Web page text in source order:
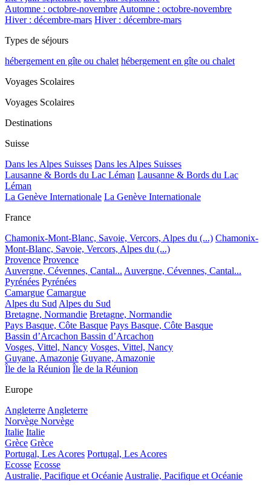
Automne : octobre-novembreAutomne : octobre-novembre
Hiver : décembre-mars Hiver : décembre-mars
Types de séjours
hébergement en gîte ou chalet hébergement en gîte ou chalet
Voyages Scolaires
Voyages Scolaires
Destinations
Suisse
Dans les Alpes Suisses Dans les Alpes Suisses
Lausanne & Bords du Lac Léman Lausanne & Bords du Lac
Léman
La Genève Internationale La Genève Internationale
France
Chamonix-Mont-Blanc, Savoie, Vercors, Alpes du (...) Chamonix-
Mont-Blanc, Savoie, Vercors, Alpes du (...)
Provence Provence
Auvergne, Cévennes, Cantal... Auvergne, Cévennes, Cantal...
Pyrénées Pyrénées
Camargue Camargue
Alpes du SudAlpes du Sud
Bretagne, Normandie Bretagne, Normandie
Pays Basque, Côte Basque Pays Basque, Côte Basque
Bassin d’Arcachon Bassin d’Arcachon
Vosges, Vittel, Nancy Vosges, Vittel, Nancy
Guyane, Amazonie Guyane, Amazonie
Île de la Réunion Île de la Réunion
Europe
AngleterreAngleterre
Norvège Norvège
Italie Italie
Grèce Grèce
Portugal, Les Acores Portugal, Les Acores
Ecosse Ecosse
Australie, Pacifique et OcéanieAustralie, Pacifique et Océanie